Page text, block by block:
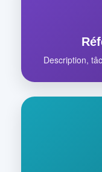
Description,